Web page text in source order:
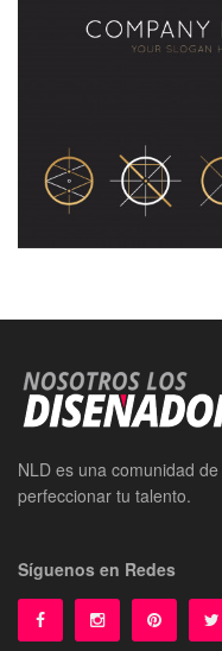
NLD es una comunidad
perfeccionar tu talento.
Síguenos en Redes